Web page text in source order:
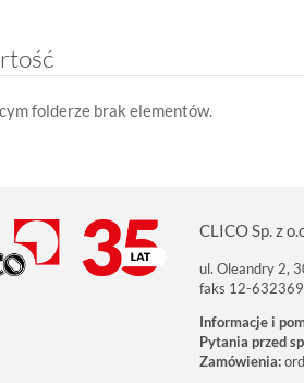
folderze brak elementów.
CLICO Sp. z
ul. Oleandry 2,
faks 12-
Informacje i
Pytania przed
Zamówienia: